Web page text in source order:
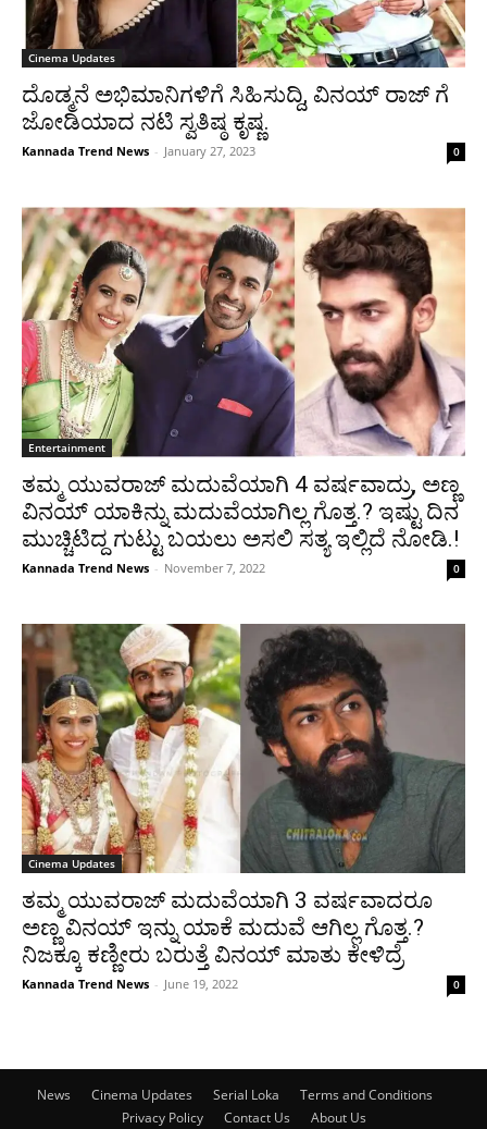
Cinema Updates
ದೊಡ್ಮನೆ ಅಭಿಮಾನಿಗಳಿಗೆ ಸಿಹಿಸುದ್ದಿ, ವಿನಯ್ ರಾಜ್ ಗೆ
ಜೋಡಿಯಾದ ನಟಿ ಸ್ವತಿಷ್ಠ ಕೃಷ್ಣ.
Kannada Trend News - January 27, 2023 0
Entertainment
ತಮ್ಮ ಯುವರಾಜ್ ಮದುವೆಯಾಗಿ 4 ವರ್ಷವಾದ್ರು, ಅಣ್ಣ
ವಿನಯ್ ಯಾಕಿನ್ನು ಮದುವೆಯಾಗಿಲ್ಲ ಗೊತ್ತ.? ಇಷ್ಟು ದಿನ
ಮುಚ್ಚಿಟಿದ್ದ ಗುಟ್ಟು ಬಯಲು ಅಸಲಿ ಸತ್ಯ ಇಲ್ಲಿದೆ ನೋಡಿ.!
Kannada Trend News - November 7, 2022 0
Cinema Updates
ತಮ್ಮ ಯುವರಾಜ್ ಮದುವೆಯಾಗಿ 3 ವರ್ಷವಾದರೂ
ಅಣ್ಣ ವಿನಯ್ ಇನ್ನು ಯಾಕೆ ಮದುವೆ ಆಗಿಲ್ಲ ಗೊತ್ತ.?
ನಿಜಕ್ಕೂ ಕಣ್ಣೀರು ಬರುತ್ತೆ ವಿನಯ್ ಮಾತು ಕೇಳಿದ್ರೆ
Kannada Trend News - June 19, 2022 0
News Cinema Updates Serial Loka
Terms and Conditions
Privacy Policy
Contact Us About Us